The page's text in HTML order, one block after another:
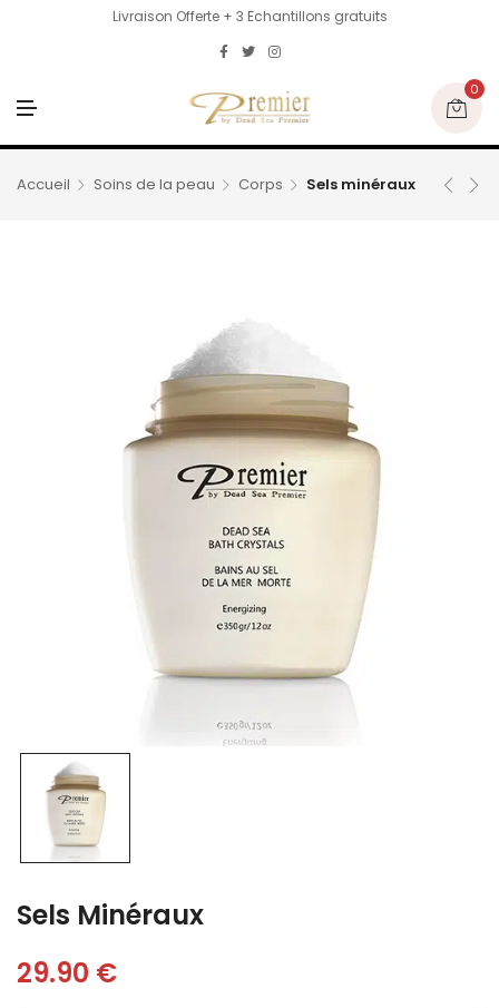
Livraison Offerte + 3 Echantillons gratuits
N
U
0
Accueil Soins de la peau Corps Sels minéraux
Sels Minéraux
29.90 €